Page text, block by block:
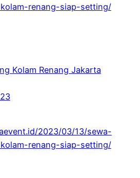
renang-siap-setting/
Kolam Renang Jakarta
2023/03/13/sewa-
renang-siap-setting/